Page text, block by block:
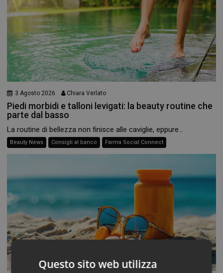
3 Agosto 2026 Chiara Verlato
Piedi morbidi e talloni levigati: la beauty routine che
parte dal basso
La routine di bellezza non finisce alle caviglie, eppure...
Beauty News Consigli al banco Farma Social Connect
Questo sito web utilizza